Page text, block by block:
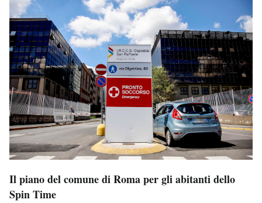
Il piano del comune di Roma per gli abitanti dello
Spin Time